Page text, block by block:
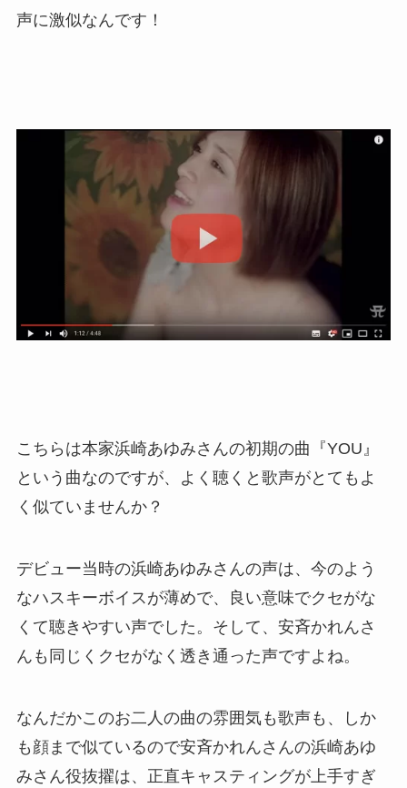
声に激似なんです！
こちらは本家浜崎あゆみさんの初期の曲『YOU』
という曲なのですが、よく聴くと歌声がとてもよ
く似ていませんか？
デビュー当時の浜崎あゆみさんの声は、今のよう
なハスキーボイスが薄めで、良い意味でクセがな
くて聴きやすい声でした。そして、安斉かれんさ
んも同じくクセがなく透き通った声ですよね。
なんだかこのお二人の曲の雰囲気も歌声も、しか
も顔まで似ているので安斉かれんさんの浜崎あゆ
みさん役抜擢は、正直キャスティングが上手すぎ